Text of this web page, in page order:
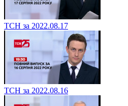
ТСН за 2022.08.17
ТСН за 2022.08.16